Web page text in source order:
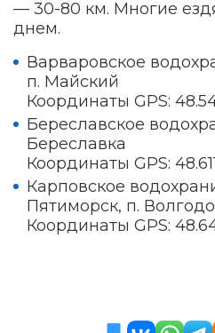
— 30-80 км. Многие
днем.
Варваровское
п. Майский
Координаты GPS:
Береславское
Береславка
Координаты GPS:
Карповское
Пятиморск, п.
Координаты GPS: